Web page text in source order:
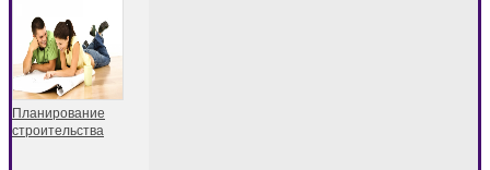
Планирование
строительства